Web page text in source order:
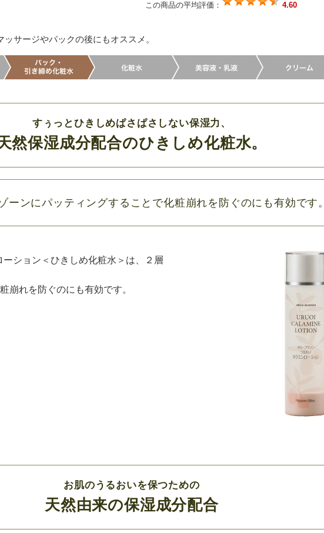
この商品の平均評価：
4.60
サージやパックの後にもオススメ。
すぅっとひきしめぱさぱさしない保湿力、
然保湿成分配合のひきしめ化粧水。
ーンにパッティングすることで化粧崩れを防ぐのにも有効です。
ション＜ひきしめ化粧水＞は、２層
崩れを防ぐのにも有効です。
お肌のうるおいを保つための
天然由来の保湿成分配合